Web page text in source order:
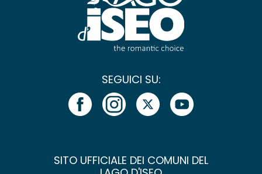
SEGUICI SU:
SITO UFFICIALE DEI COMUNI DEL